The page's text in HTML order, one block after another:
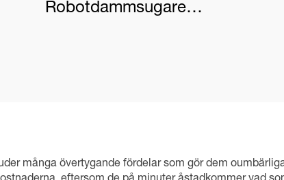
Robotdammsugare
många övertygande fördelar som gör dem